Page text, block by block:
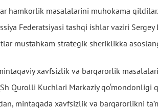
hamkorlik masalalarini muhokama
Federatsiyasi tashqi ishlar vaziri
mustahkam strategik sheriklikka
xavfsizlik va barqarorlik
Qurolli Kuchlari Markaziy
mintaqada xavfsizlik va barqarorlikni